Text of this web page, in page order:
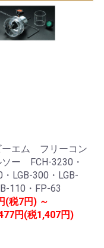
ーエム フリーコン
ー FCH-3230・
LGB-300・LGB-
110・FP-63
(税7円) ～
円(税1,407円)